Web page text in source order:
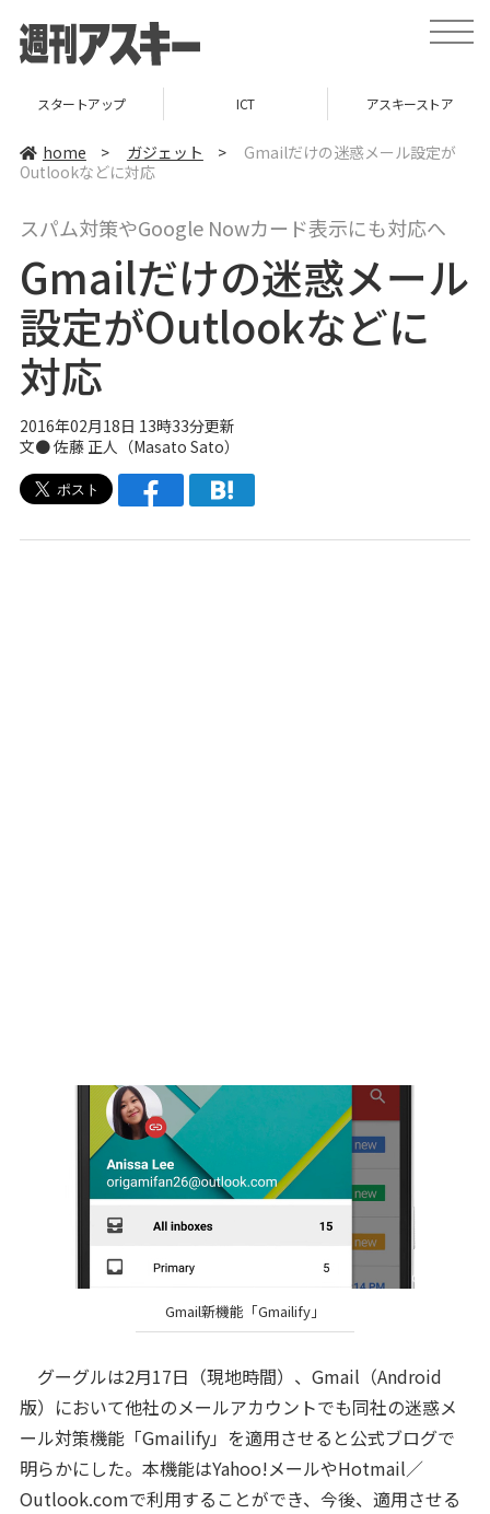
t
o
e
a
v
スタートアップ ICT アスキーストア
home > ガジェット >
Gmailだけの迷惑メール設定が
Outlookなどに対応
スパム対策やGoogle Nowカード表示にも対応へ
Gmailだけの迷惑メール
設定がOutlookなどに
対応
2016年02月18日 13時33分更新
文●佐藤 正人（Masato Sato）
Gmail新機能「Gmailify」
グーグルは2月17日（現地時間）、Gmail（Android
版）において他社のメールアカウントでも同社の迷惑メ
ール対策機能「Gmailify」を適用させると公式ブログで
明らかにした。本機能はYahoo!メールやHotmail／
Outlook.comで利用することができ、今後、適用させる